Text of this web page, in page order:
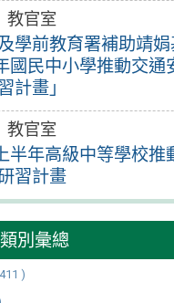
教官室
學前教育署補助靖
國民中小學推動交
計畫」
教官室
半年高級中等學校
習計畫
別彙總
)